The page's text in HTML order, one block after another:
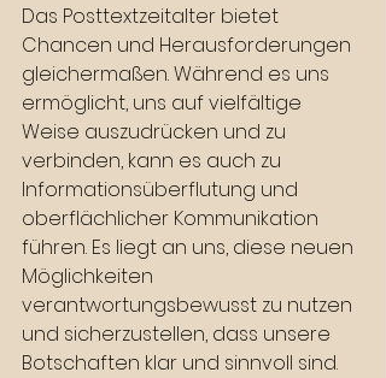
Das Posttextzeitalter bietet
Chancen und Herausforderungen
gleichermaßen. Während es uns
ermöglicht, uns auf vielfältige
Weise auszudrücken und zu
verbinden, kann es auch zu
Informationsüberflutung und
oberflächlicher Kommunikation
führen. Es liegt an uns, diese neuen
Möglichkeiten
verantwortungsbewusst zu nutzen
und sicherzustellen, dass unsere
Botschaften klar und sinnvoll sind.